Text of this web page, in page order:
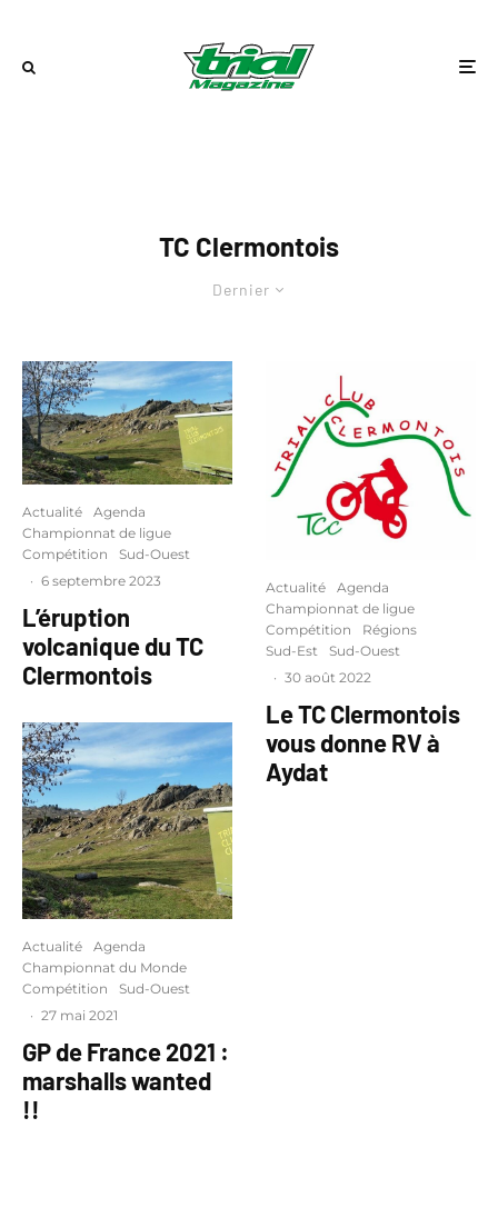
TC Clermontois
Dernier
Actualité
Agenda
Championnat de ligue
Compétition
Sud-Ouest
· 6 septembre 2023
L’éruption
volcanique du TC
Clermontois
Actualité
Agenda
Championnat du Monde
Compétition
Sud-Ouest
· 27 mai 2021
GP de France 2021 :
marshalls wanted
!!
Actualité
Agenda
Championnat de ligue
Compétition
Régions
Sud-Est
Sud-Ouest
· 30 août 2022
Le TC Clermontois
vous donne RV à
Aydat